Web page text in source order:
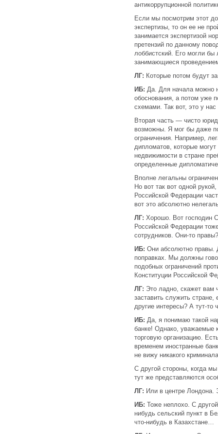
антикоррупционной
Если мы посмотрим этот
экспертизы, то он ее не
занимается экспертизой
претензий по данному
лоббистский. Его могли бы
занимающиеся
ЛГ: Которые потом будут
ИБ: Да. Для начала можно
обоснования, а потом уже
схемами. Так вот, это у нас
Вторая часть — чисто
возможны. Я мог бы даже
ограничения. Например,
дипломатов, которые
недвижимости в стране
определенные
Вполне легальны
Но вот так вот одной
Российской Федерации
вот это абсолютно
ЛГ: Хорошо. Вот господин
Российской Федерации
сотрудников. Они-то правы?
ИБ: Они абсолютно правы.
поправках. Мы должны
подобных ограничений
Конституции Российской
ЛГ: Это ладно, скажет вам
заставить служить
другие интересы? А тут-то
ИБ: Да, я понимаю такой
банке! Однако, уважаемые
торговую организацию.
временем иностранные
не вижу никакого
С другой стороны, когда
тут же представляются
ЛГ: Или в центре Лондона.
ИБ: Тоже неплохо. С
нибудь сельский пункт в
что-нибудь в Казахстане…